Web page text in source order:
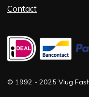
Contact
© 1992 - 2025 Vlug